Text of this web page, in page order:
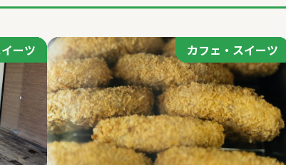
レシピ集
ーツ
ーツ カフェ・スイーツ
カフェ・スイーツ